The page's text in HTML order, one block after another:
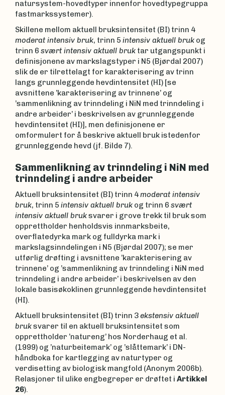
natursystem-hovedtyper innenfor hovedtypegruppa
fastmarkssystemer).
Skillene mellom aktuell bruksintensitet (BI) trinn 4
moderat intensiv bruk, trinn 5 intensiv aktuell bruk og
trinn 6 svært intensiv aktuell bruk tar utgangspunkt i
definisjonene av markslagstyper i N5 (Bjørdal 2007)
slik de er tilrettelagt for karakterisering av trinn
langs grunnleggende hevdintensitet (HI) [se
avsnittene ’karakterisering av trinnene’ og
’sammenlikning av trinndeling i NiN med trinndeling i
andre arbeider’ i beskrivelsen av grunnleggende
hevdintensitet (HI)], men definisjonene er
omformulert for å beskrive aktuell bruk istedenfor
grunnleggende hevd (jf. Bilde 7).
Sammenlikning av trinndeling i NiN med
trinndeling i andre arbeider
Aktuell bruksintensitet (BI) trinn 4moderat intensiv
bruk, trinn 5 intensiv aktuell bruk og trinn 6 svært
intensiv aktuell bruksvarer i grove trekk til bruk som
opprettholder henholdsvis innmarksbeite,
overflatedyrka mark og fulldyrka mark i
markslagsinndelingen i N5 (Bjørdal 2007); se mer
utførlig drøfting i avsnittene ’karakterisering av
trinnene’ og ’sammenlikning av trinndeling i NiN med
trinndeling i andre arbeider’ i beskrivelsen av den
lokale basisøkoklinen grunnleggende hevdintensitet
(HI).
Aktuell bruksintensitet (BI) trinn 3ekstensiv aktuell
bruksvarer til en aktuell bruksintensitet som
opprettholder ’natureng’ hos Norderhaug et al.
(1999) og ’naturbeitemark’ og ’slåttemark’ i DN-
håndboka for kartlegging av naturtyper og
verdisetting av biologisk mangfold (Anonym 2006b).
Relasjoner til ulike engbegreper er drøftet i Artikkel
26).